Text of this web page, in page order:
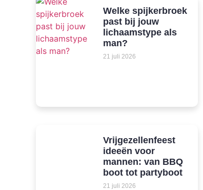
Welke spijkerbroek
past bij jouw
lichaamstype als
man?
21 juli 2026
Vrijgezellenfeest
ideeën voor
mannen: van BBQ
boot tot partyboot
21 juli 2026